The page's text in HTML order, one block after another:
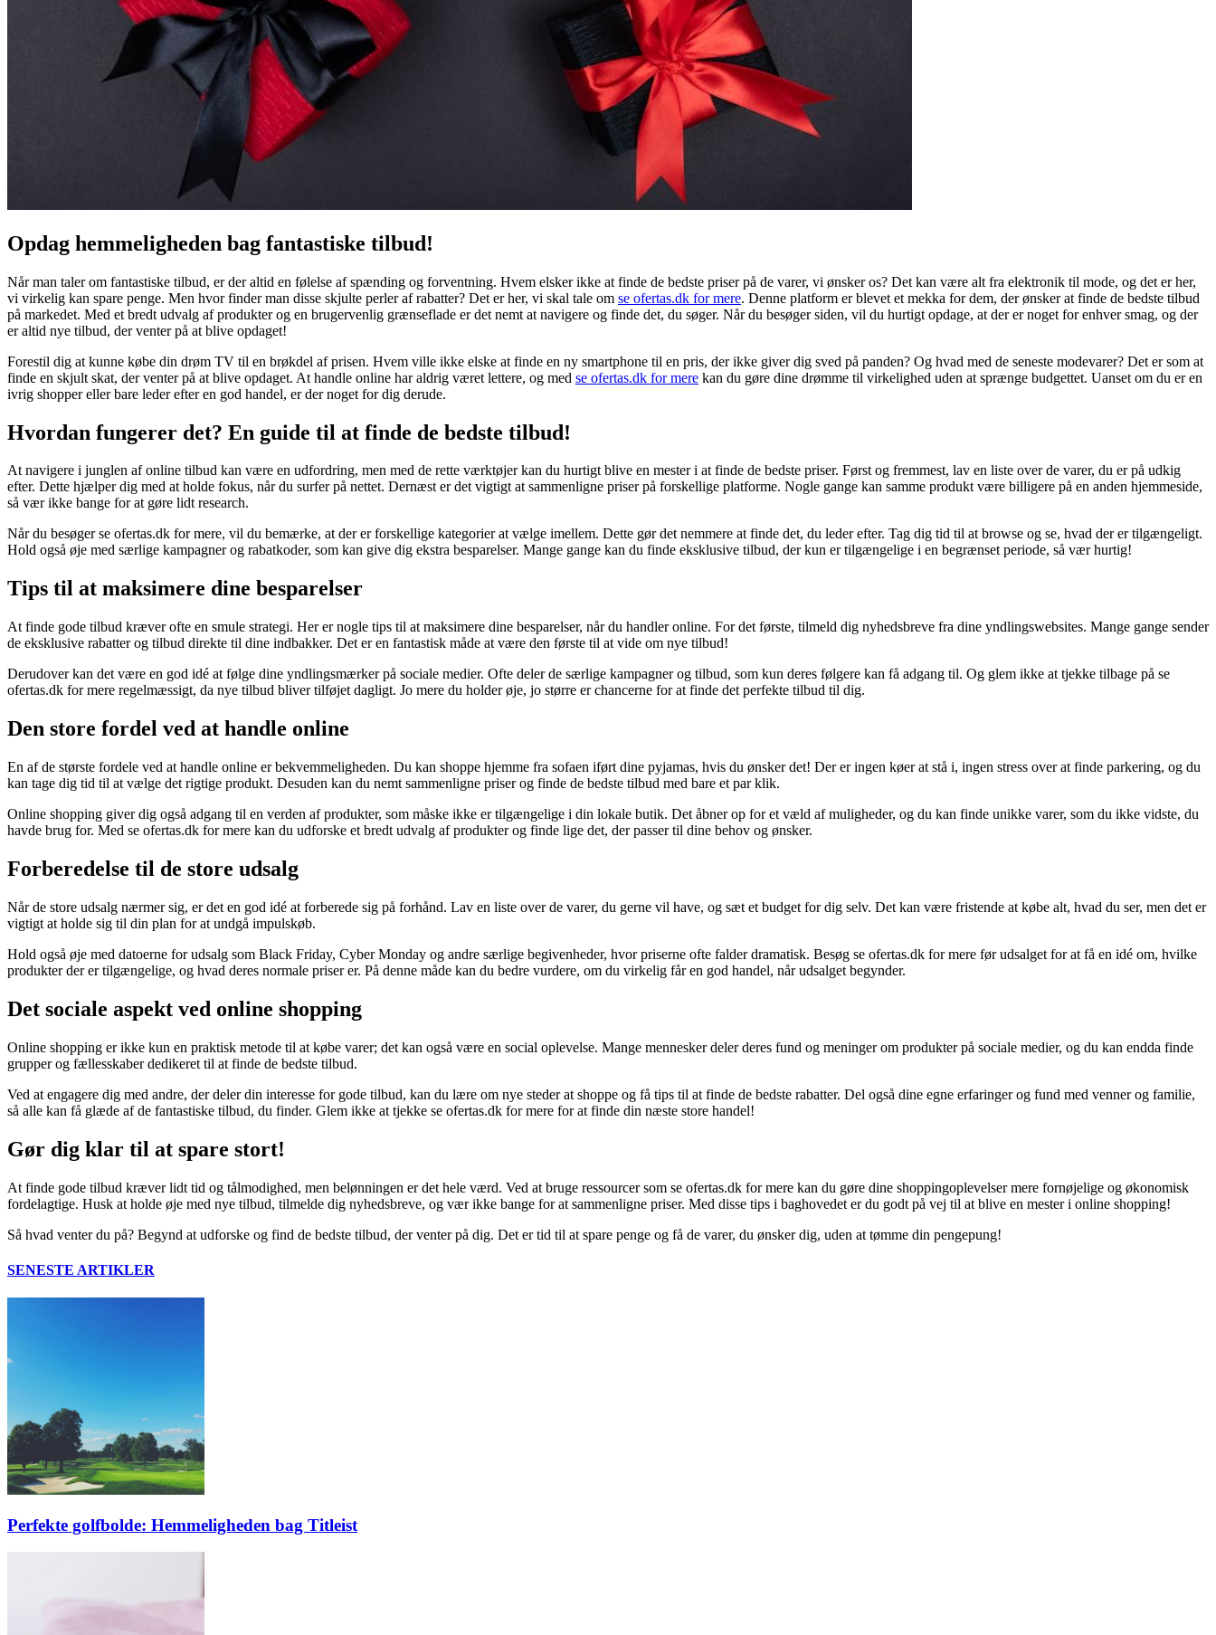
Opdag hemmeligheden bag fantastiske tilbud!
Når man taler om fantastiske tilbud, er der altid en følelse af spænding og forventning. Hvem elsker ikke at finde de bedste priser på de varer, vi ønsker os? Det kan være alt fra elektronik til mode, og det er her,
vi virkelig kan spare penge. Men hvor finder man disse skjulte perler af rabatter? Det er her, vi skal tale om se ofertas.dk for mere. Denne platform er blevet et mekka for dem, der ønsker at finde de bedste tilbud
på markedet. Med et bredt udvalg af produkter og en brugervenlig grænseflade er det nemt at navigere og finde det, du søger. Når du besøger siden, vil du hurtigt opdage, at der er noget for enhver smag, og der
er altid nye tilbud, der venter på at blive opdaget!
Forestil dig at kunne købe din drøm TV til en brøkdel af prisen. Hvem ville ikke elske at finde en ny smartphone til en pris, der ikke giver dig sved på panden? Og hvad med de seneste modevarer? Det er som at
finde en skjult skat, der venter på at blive opdaget. At handle online har aldrig været lettere, og med se ofertas.dk for mere kan du gøre dine drømme til virkelighed uden at sprænge budgettet. Uanset om du er en
ivrig shopper eller bare leder efter en god handel, er der noget for dig derude.
Hvordan fungerer det? En guide til at finde de bedste tilbud!
At navigere i junglen af online tilbud kan være en udfordring, men med de rette værktøjer kan du hurtigt blive en mester i at finde de bedste priser. Først og fremmest, lav en liste over de varer, du er på udkig
efter. Dette hjælper dig med at holde fokus, når du surfer på nettet. Dernæst er det vigtigt at sammenligne priser på forskellige platforme. Nogle gange kan samme produkt være billigere på en anden hjemmeside,
så vær ikke bange for at gøre lidt research.
Når du besøger se ofertas.dk for mere, vil du bemærke, at der er forskellige kategorier at vælge imellem. Dette gør det nemmere at finde det, du leder efter. Tag dig tid til at browse og se, hvad der er tilgængeligt.
Hold også øje med særlige kampagner og rabatkoder, som kan give dig ekstra besparelser. Mange gange kan du finde eksklusive tilbud, der kun er tilgængelige i en begrænset periode, så vær hurtig!
Tips til at maksimere dine besparelser
At finde gode tilbud kræver ofte en smule strategi. Her er nogle tips til at maksimere dine besparelser, når du handler online. For det første, tilmeld dig nyhedsbreve fra dine yndlingswebsites. Mange gange sender
de eksklusive rabatter og tilbud direkte til dine indbakker. Det er en fantastisk måde at være den første til at vide om nye tilbud!
Derudover kan det være en god idé at følge dine yndlingsmærker på sociale medier. Ofte deler de særlige kampagner og tilbud, som kun deres følgere kan få adgang til. Og glem ikke at tjekke tilbage på se
ofertas.dk for mere regelmæssigt, da nye tilbud bliver tilføjet dagligt. Jo mere du holder øje, jo større er chancerne for at finde det perfekte tilbud til dig.
Den store fordel ved at handle online
En af de største fordele ved at handle online er bekvemmeligheden. Du kan shoppe hjemme fra sofaen iført dine pyjamas, hvis du ønsker det! Der er ingen køer at stå i, ingen stress over at finde parkering, og du
kan tage dig tid til at vælge det rigtige produkt. Desuden kan du nemt sammenligne priser og finde de bedste tilbud med bare et par klik.
Online shopping giver dig også adgang til en verden af produkter, som måske ikke er tilgængelige i din lokale butik. Det åbner op for et væld af muligheder, og du kan finde unikke varer, som du ikke vidste, du
havde brug for. Med se ofertas.dk for mere kan du udforske et bredt udvalg af produkter og finde lige det, der passer til dine behov og ønsker.
Forberedelse til de store udsalg
Når de store udsalg nærmer sig, er det en god idé at forberede sig på forhånd. Lav en liste over de varer, du gerne vil have, og sæt et budget for dig selv. Det kan være fristende at købe alt, hvad du ser, men det er
vigtigt at holde sig til din plan for at undgå impulskøb.
Hold også øje med datoerne for udsalg som Black Friday, Cyber Monday og andre særlige begivenheder, hvor priserne ofte falder dramatisk. Besøg se ofertas.dk for mere før udsalget for at få en idé om, hvilke
produkter der er tilgængelige, og hvad deres normale priser er. På denne måde kan du bedre vurdere, om du virkelig får en god handel, når udsalget begynder.
Det sociale aspekt ved online shopping
Online shopping er ikke kun en praktisk metode til at købe varer; det kan også være en social oplevelse. Mange mennesker deler deres fund og meninger om produkter på sociale medier, og du kan endda finde
grupper og fællesskaber dedikeret til at finde de bedste tilbud.
Ved at engagere dig med andre, der deler din interesse for gode tilbud, kan du lære om nye steder at shoppe og få tips til at finde de bedste rabatter. Del også dine egne erfaringer og fund med venner og familie,
så alle kan få glæde af de fantastiske tilbud, du finder. Glem ikke at tjekke se ofertas.dk for mere for at finde din næste store handel!
Gør dig klar til at spare stort!
At finde gode tilbud kræver lidt tid og tålmodighed, men belønningen er det hele værd. Ved at bruge ressourcer som se ofertas.dk for mere kan du gøre dine shoppingoplevelser mere fornøjelige og økonomisk
fordelagtige. Husk at holde øje med nye tilbud, tilmelde dig nyhedsbreve, og vær ikke bange for at sammenligne priser. Med disse tips i baghovedet er du godt på vej til at blive en mester i online shopping!
Så hvad venter du på? Begynd at udforske og find de bedste tilbud, der venter på dig. Det er tid til at spare penge og få de varer, du ønsker dig, uden at tømme din pengepung!
SENESTE ARTIKLER
Perfekte golfbolde: Hemmeligheden bag Titleist